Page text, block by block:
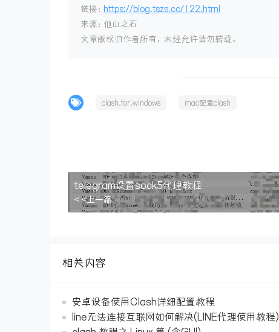
链接： https://blog.tszs.cc/122.html
来源：他山之石
文章版权归作者所有，未经允许请勿转载。
clash.for.windows mac配置clash
telegram设置sock5代理教程
< <上一篇
相关内容
安卓设备使用Clash详细配置教程
line无法连接互联网如何解决(LINE代理使用教程)